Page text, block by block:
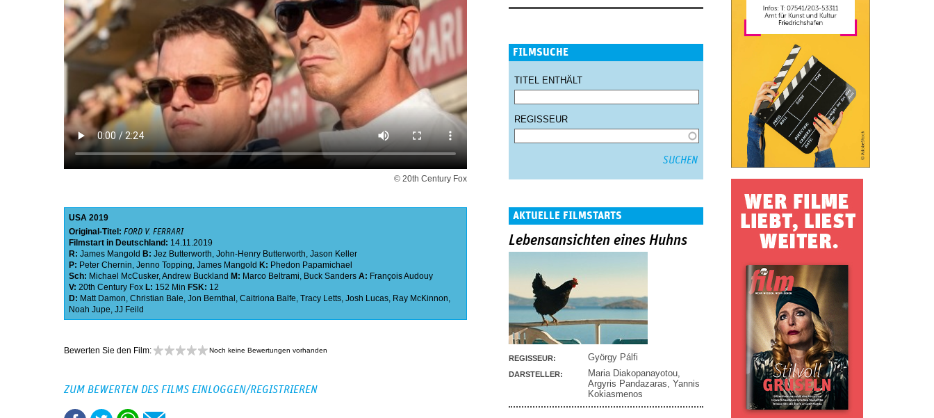
© 20th Century Fox
USA 2019
Original-Titel: FORD V. FERRARI
Filmstart in Deutschland: 14.11.2019
R: James Mangold B: Jez Butterworth, John-Henry Butterworth, Jason Keller
P: Peter Chernin, Jenno Topping, James Mangold K: Phedon Papamichael
Sch: Michael McCusker,Andrew Buckland M: Marco Beltrami, Buck Sanders A: François Audouy
V: 20th Century Fox L: 152 Min FSK: 12
D: Matt Damon, Christian Bale, Jon Bernthal , Caitriona Balfe, Tracy Letts, Josh Lucas, Ray McKinnon,
Noah Jupe, JJ Feild
Bewerten Sie den Film: Noch keine Bewertungen vorhanden
ZUM BEWERTEN DES FILMS EINLOGGEN/REGISTRIEREN
FILMSUCHE
TITEL ENTHÄLT
REGISSEUR
AKTUELLE FILMSTARTS
Lebensansichten eines Huhns
REGISSEUR: György Pálfi
DARSTELLER: Maria Diakopanayotou
Argyris Pandazaras Yannis
Kokiasmenos